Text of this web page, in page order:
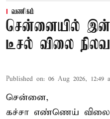
வணிகம்
சென்னையில்
டீசல் விலை
Published on: 06 Aug 2026, 12:49
சென்னை,
கச்சா எண்ணெய் விலை